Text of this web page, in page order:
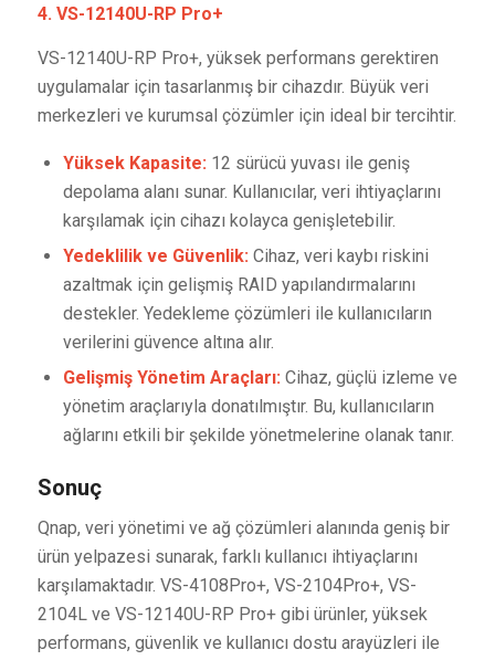
4. VS-12140U-RP Pro+
VS-12140U-RP Pro+, yüksek performans gerektiren
uygulamalar için tasarlanmış bir cihazdır. Büyük veri
merkezleri ve kurumsal çözümler için ideal bir tercihtir.
Yüksek Kapasite: 12 sürücü yuvası ile geniş
depolama alanı sunar. Kullanıcılar, veri ihtiyaçlarını
karşılamak için cihazı kolayca genişletebilir.
Yedeklilik ve Güvenlik: Cihaz, veri kaybı riskini
azaltmak için gelişmiş RAID yapılandırmalarını
destekler. Yedekleme çözümleri ile kullanıcıların
verilerini güvence altına alır.
Gelişmiş Yönetim Araçları: Cihaz, güçlü izleme ve
yönetim araçlarıyla donatılmıştır. Bu, kullanıcıların
ağlarını etkili bir şekilde yönetmelerine olanak tanır.
Sonuç
Qnap, veri yönetimi ve ağ çözümleri alanında geniş bir
ürün yelpazesi sunarak, farklı kullanıcı ihtiyaçlarını
karşılamaktadır. VS-4108Pro+, VS-2104Pro+, VS-
2104L ve VS-12140U-RP Pro+ gibi ürünler, yüksek
performans, güvenlik ve kullanıcı dostu arayüzleri ile